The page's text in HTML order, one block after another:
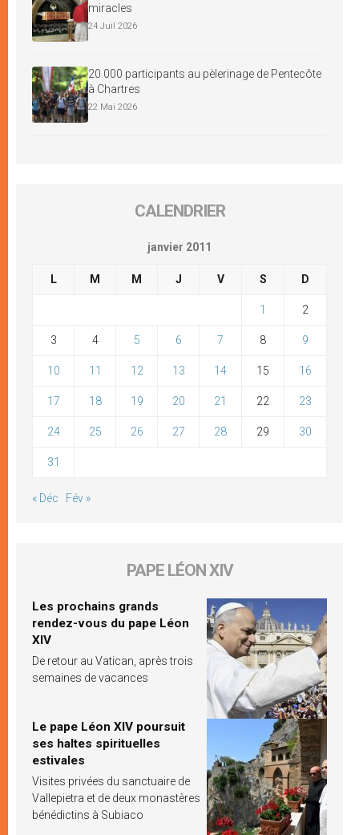
miracles
24 Juil 2026
20 000 participants au pèlerinage de Pentecôte
à Chartres
22 Mai 2026
CALENDRIER
janvier 2011
L M M J V S D
1 2
3 4 5 6 7 8 9
10 11 12 13 14 15 16
17 18 19 20 21 22 23
24 25 26 27 28 29 30
31
« Déc Fév »
PAPE LÉON XIV
Les prochains grands
rendez-vous du pape Léon
XIV
De retour au Vatican, après trois
semaines de vacances
Le pape Léon XIV poursuit
ses haltes spirituelles
estivales
Visites privées du sanctuaire de
Vallepietra et de deux monastères
bénédictins à Subiaco